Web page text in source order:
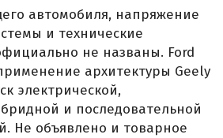
автомобиля, напряжение
и технические
не названы. Ford
архитектуры Geely
электрической,
и последовательной
Не объявлено и товарное